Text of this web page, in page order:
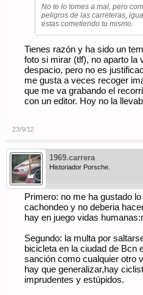
pueda practicar su deporte
carreteras los días festivos
resto de conductores) para
No te lo tomes a mal, pero
peligros de las carreteras,
estas cometiendo tu mismo.
Tienes razón y ha sido un
foto si mirar (tlf), no aparto la
despacio, pero no es
me gusta a veces recoger
que me va grabando el
con un editor. Hoy no la
23/9/12
1969.carrera
Historiador Porsche.
Primero: no me ha gustado
cachondeo y no deberia
hay en juego vidas
Segundo: la multa por
bicicleta en la ciudad de Bcn
sanción como cualquier otro
hay que generalizar,hay
imprudentes y estúpidos.